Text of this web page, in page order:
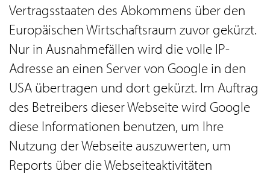
Vertragsstaaten des Abkommens über den
Europäischen Wirtschaftsraum zuvor gekürzt.
Nur in Ausnahmefällen wird die volle IP-
Adresse an einen Server von Google in den
USA übertragen und dort gekürzt. Im Auftrag
des Betreibers dieser Webseite wird Google
diese Informationen benutzen, um Ihre
Nutzung der Webseite auszuwerten, um
Reports über die Webseiteaktivitäten